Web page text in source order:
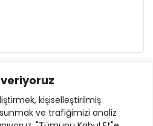
kişiselleştirilmiş
ve trafiğimizi analiz
GÖNDER